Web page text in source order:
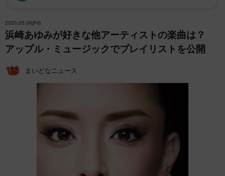
2020.05.08(Fri)
浜崎あゆみが好きな他アーティストの楽曲は？
アップル・ミュージックでプレイリストを公開
まいどなニュース